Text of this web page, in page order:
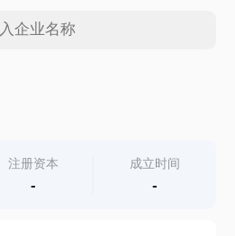
注册资本
-
成立时间
-